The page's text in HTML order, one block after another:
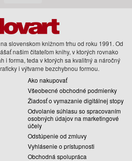
slovenskom knižnom trhu od roku 1991. Od
našim čitateľom knihy, v ktorých rovnako
i forma, teda v ktorých sa kvalitný a náročný
i výtvarne bezchybnou formou.
Ako nakupovať
Všeobecné obchodné podmienky
Žiadosť o vymazanie digitálnej stopy
Odvolanie súhlasu so spracovaním
osobných údajov na marketingové
účely
Odstúpenie od zmluvy
Vyhlásenie o prístupnosti
Obchodná spolupráca